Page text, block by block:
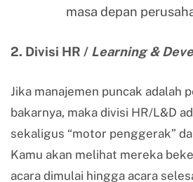
masa depan
2. Divisi HR / Learning &
Jika manajemen puncak adalah
bakarnya, maka divisi HR/L&D
sekaligus “motor penggerak”
Kamu akan melihat mereka
acara dimulai hingga acara